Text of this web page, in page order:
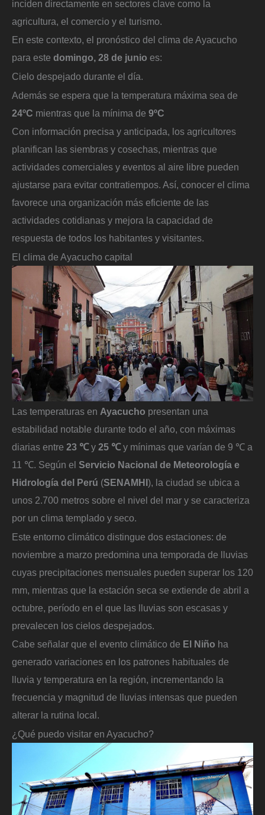
inciden directamente en sectores clave como la
agricultura, el comercio y el turismo.
En este contexto, el pronóstico del clima de Ayacucho
para este domingo, 28 de junio es:
Cielo despejado durante el día.
Además se espera que la temperatura máxima sea de
24ºC mientras que la mínima de 9ºC
Con información precisa y anticipada, los agricultores
planifican las siembras y cosechas, mientras que
actividades comerciales y eventos al aire libre pueden
ajustarse para evitar contratiempos. Así, conocer el clima
favorece una organización más eficiente de las
actividades cotidianas y mejora la capacidad de
respuesta de todos los habitantes y visitantes.
El clima de Ayacucho capital
Las temperaturas en Ayacucho presentan una
estabilidad notable durante todo el año, con máximas
diarias entre 23 ℃y 25 ℃y mínimas que varían de 9 ℃ a
11 ℃. Según el Servicio Nacional de Meteorología e
Hidrología del Perú (SENAMHI), la ciudad se ubica a
unos 2.700 metros sobre el nivel del mar y se caracteriza
por un clima templado y seco.
Este entorno climático distingue dos estaciones: de
noviembre a marzo predomina una temporada de lluvias
cuyas precipitaciones mensuales pueden superar los 120
mm, mientras que la estación seca se extiende de abril a
octubre, período en el que las lluvias son escasas y
prevalecen los cielos despejados.
Cabe señalar que el evento climático de El Niño ha
generado variaciones en los patrones habituales de
lluvia y temperatura en la región, incrementando la
frecuencia y magnitud de lluvias intensas que pueden
alterar la rutina local.
¿Qué puedo visitar en Ayacucho?